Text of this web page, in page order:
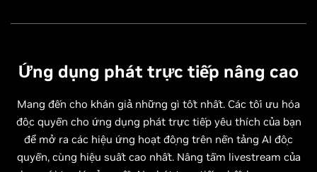
Ứng dụng phát trực tiếp nâng cao
Mang đến cho khán giả những gì tốt nhất. Các tối ưu hóa
độc quyền cho ứng dụng phát trực tiếp yêu thích của bạn
để mở ra các hiệu ứng hoạt động trên nền tảng AI độc
quyền, cùng hiệu suất cao nhất. Nâng tầm livestream của